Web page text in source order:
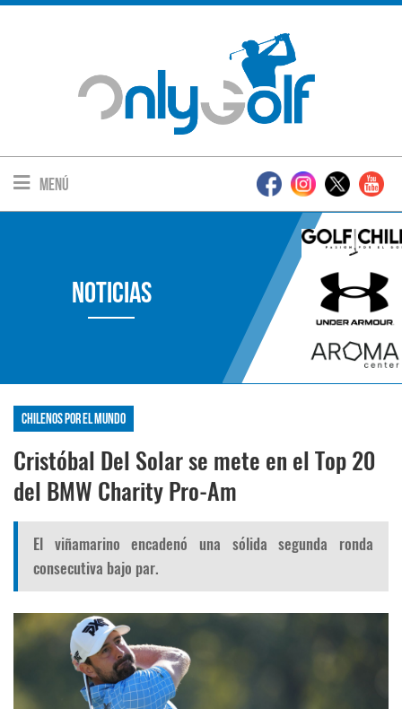
Menú
Noticias
Chilenos por el mundo
Cristóbal Del Solar se mete en el Top 20
del BMW Charity Pro-Am
El viñamarino encadenó una sólida segunda ronda
consecutiva bajo par.